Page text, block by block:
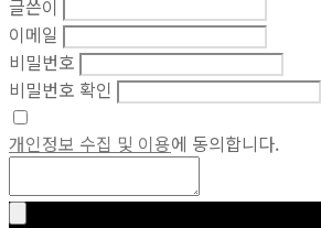
글쓴이
이메일
비밀번호
비밀번호 확인
개인정보 수집 및 이용에 동의합니다.